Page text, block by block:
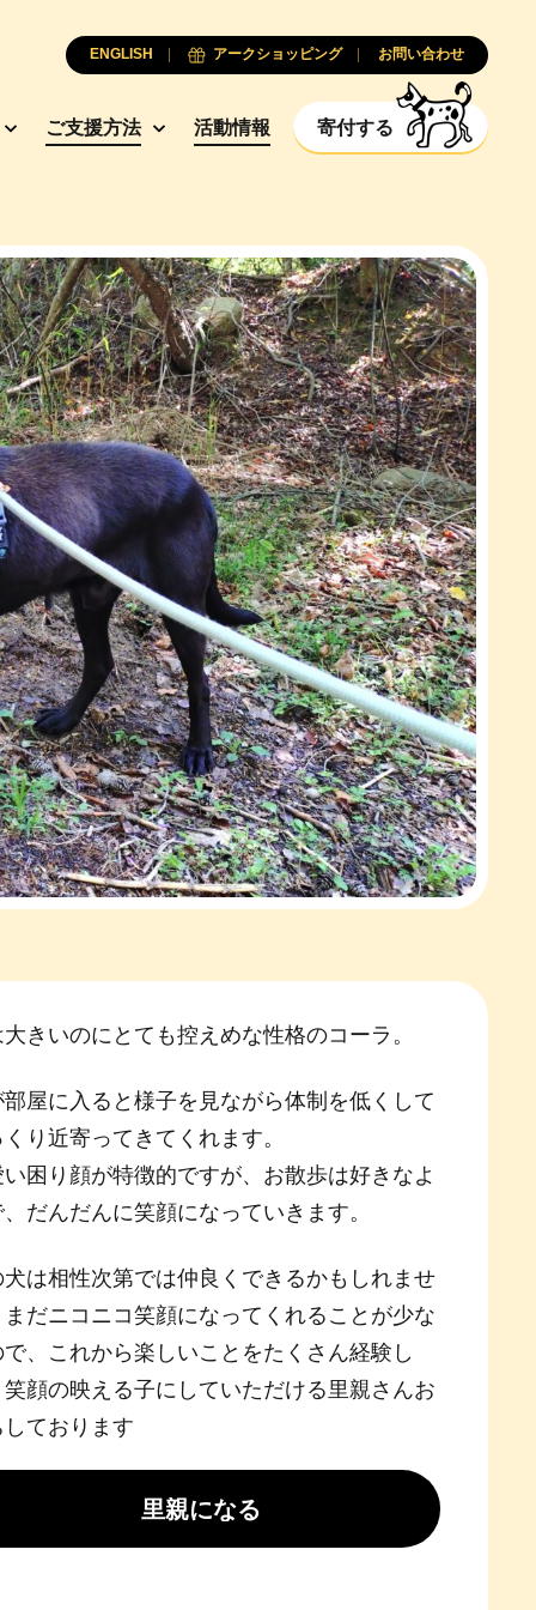
ご支援方法 活動情報 寄付する
ENGLISH アークショッピング お問い合わせ
きいのにとても控えめな性格のコーラ。
屋に入ると様子を見ながら体制を低くして
り近寄ってきてくれます。
困り顔が特徴的ですが、お散歩は好きなよ
だんだんに笑顔になっていきます。
犬は相性次第では仲良くできるかもしれませ
まだニコニコ笑顔になってくれることが少な
、これから楽しいことをたくさん経験し
笑顔の映える子にしていただける里親さんお
ております
里親になる